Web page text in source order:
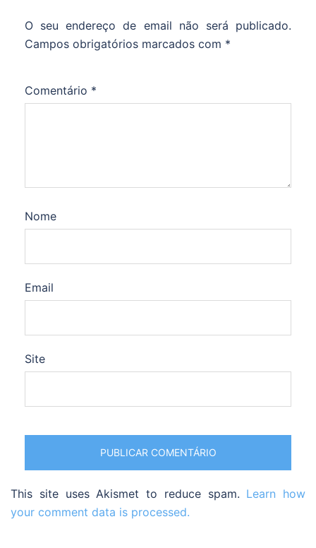
O seu endereço de email não será publicado.
Campos obrigatórios marcados com *
Comentário *
Nome
Email
Site
This site uses Akismet to reduce spam. Learn how
your comment data is processed.